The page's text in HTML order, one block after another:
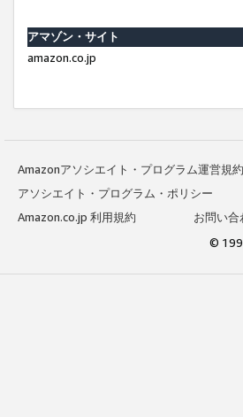
アマゾン・サイト
amazon.co.jp
Amazonアソシエイト・プログラム運営規約
アソシエイト・プログラム・ポリシー
Amazon.co.jp 利用規約
お問い合
©